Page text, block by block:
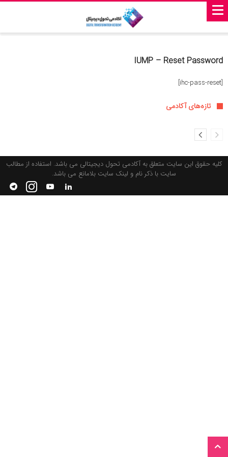
IUMP – Reset Password
[ihc-pass-reset]
تازه‌های آکادمی
کلیه حقوق این سایت متعلق به آکادمی تحول دیجیتالی می باشد. استفاده از مطالب
سایت با ذکر نام و لینک سایت بلامانع می باشد.